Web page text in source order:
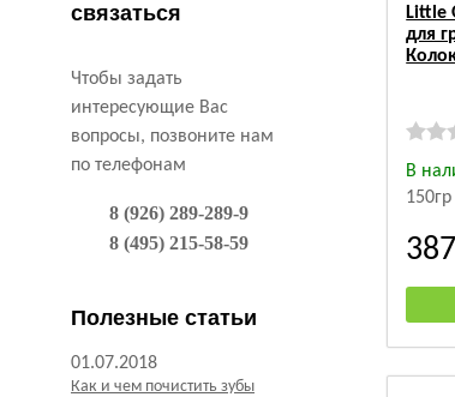
связаться
Чтобы задать
интересующие Вас
вопросы, позвоните нам
по телефонам
8 (926) 289-289-9
8 (495) 215-58-59
Полезные статьи
01.07.2018
Как и чем почистить зубы
Little
для
В
150гр
387